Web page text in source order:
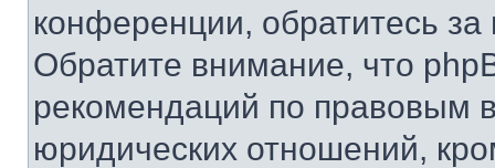
конференции, обратитесь
Обратите внимание, что
рекомендаций по правовым
юридических отношений,